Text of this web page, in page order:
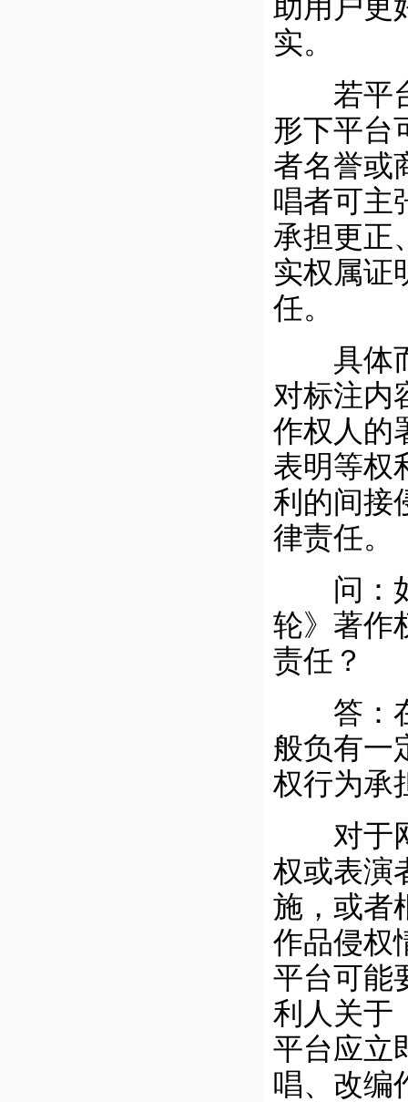
助用户更
实。
若平台
形下平台
者名誉或
唱者可主
承担更正
实权属证
任。
具体而
对标注内
作权人的
表明等权
利的间接
律责任。
问：如
轮》著作
责任？
答：在
般负有一
权行为承
对于网
权或表演
施，或者
作品侵权
平台可能
利人关于
平台应立
唱、改编